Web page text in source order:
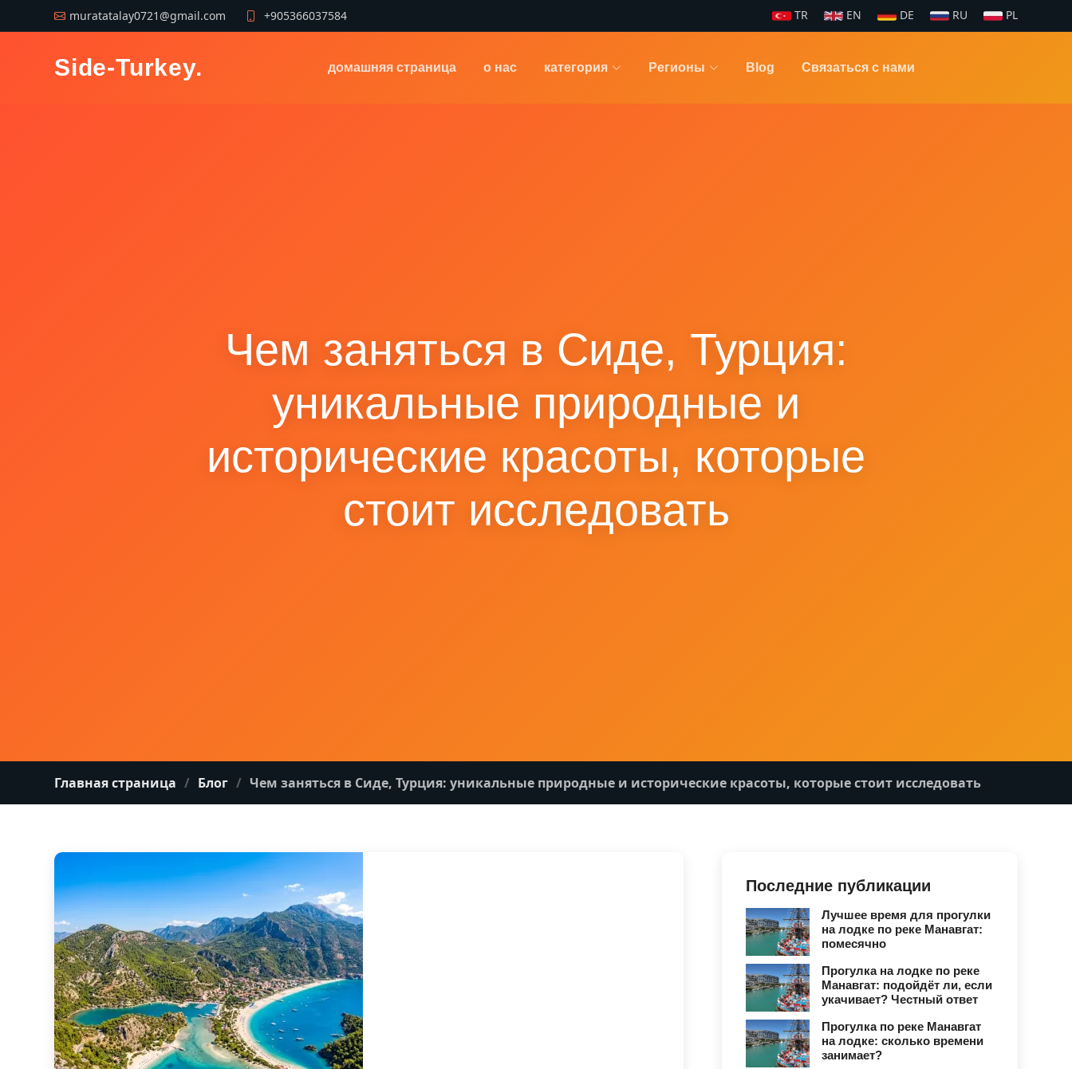
muratatalay0721@gmail.com +905366037584 TR EN DE RU PL
Side-Turkey. домашняя страница о нас категория Регионы Blog Связаться с нами
Чем заняться в Сиде, Турция:
уникальные природные и
исторические красоты, которые
стоит исследовать
Главная страница Блог Чем заняться в Сиде, Турция: уникальные природные и исторические красоты, которые стоит исследовать
Последние публикации
Лучшее время для прогулки
на лодке по реке Манавгат:
помесячно
Прогулка на лодке по реке
Манавгат: подойдёт ли, если
укачивает? Честный ответ
Прогулка по реке Манавгат
на лодке: сколько времени
занимает?